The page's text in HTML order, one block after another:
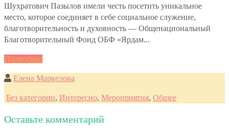
Шухратович Пазылов имели честь посетить уникальное
место, которое соединяет в себе социальное служение,
благотворительность и духовность — Общенациональный
Благотворительный Фонд ОБФ «Ярдам...
Подробнее
Елена Маркелова
Без категории, Интересно, Мероприятия, Общее
Оставьте комментарий